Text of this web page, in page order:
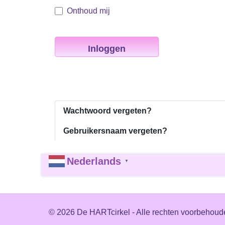
Onthoud mij
Inloggen
Wachtwoord vergeten?
Gebruikersnaam vergeten?
Nederlands ▼
© 2026 De HARTcirkel - Alle rechten